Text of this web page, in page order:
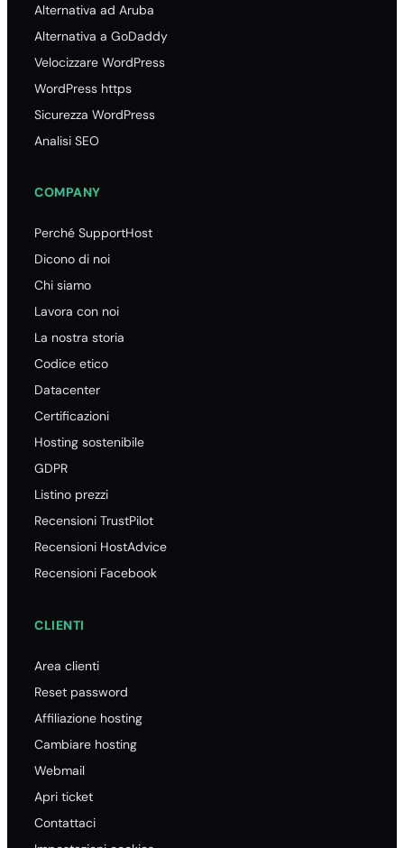
Alternativa ad Aruba
Alternativa a GoDaddy
Velocizzare WordPress
WordPress https
Sicurezza WordPress
Analisi SEO
COMPANY
Perché SupportHost
Dicono di noi
Chi siamo
Lavora con noi
La nostra storia
Codice etico
Datacenter
Certificazioni
Hosting sostenibile
GDPR
Listino prezzi
Recensioni TrustPilot
Recensioni HostAdvice
Recensioni Facebook
CLIENTI
Area clienti
Reset password
Affiliazione hosting
Cambiare hosting
Webmail
Apri ticket
Contattaci